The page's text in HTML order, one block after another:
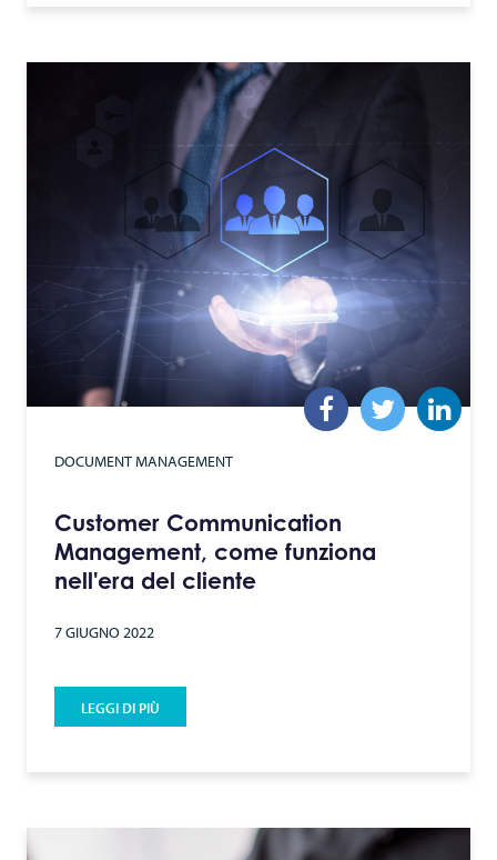
DOCUMENT MANAGEMENT
Customer Communication
Management, come funziona
nell'era del cliente
7 GIUGNO 2022
LEGGI DI PIÙ